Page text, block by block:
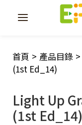
首頁 > 產品目錄 >
(1st Ed_14)
Light Up
(1st Ed_14)